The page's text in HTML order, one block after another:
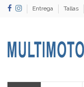
Entrega Tallas